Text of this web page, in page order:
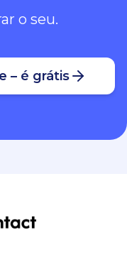
o seu.
– é grátis